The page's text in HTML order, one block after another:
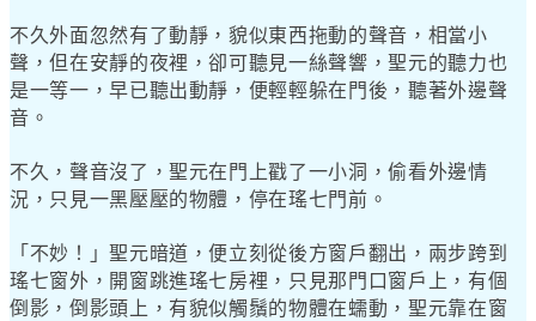
不久外面忽然有了動靜，貌似東西拖動的聲音，相當小
聲，但在安靜的夜裡，卻可聽見一絲聲響，聖元的聽力也
是一等一，早已聽出動靜，便輕輕躲在門後，聽著外邊聲
音。
不久，聲音沒了，聖元在門上戳了一小洞，偷看外邊情
況，只見一黑壓壓的物體，停在瑤七門前。
「不妙！」聖元暗道，便立刻從後方窗戶翻出，兩步跨到
瑤七窗外，開窗跳進瑤七房裡，只見那門口窗戶上，有個
倒影，倒影頭上，有貌似觸鬚的物體在蠕動，聖元靠在窗